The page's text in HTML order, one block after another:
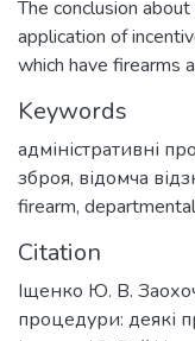
The conclusion
application of
which have firearms
Keywords
адміністративні
зброя, відомча
firearm,
Citation
Іщенко Ю. В.
процедури: деякі